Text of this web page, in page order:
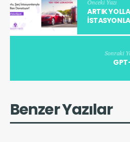
Önceki Yazı
ARTIK
Sonraki
Benzer Yazılar